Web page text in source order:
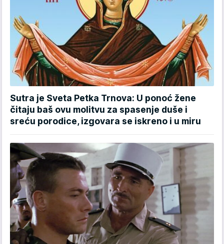
Sutra je Sveta Petka Trnova: U ponoć žene
čitaju baš ovu molitvu za spasenje duše i
sreću porodice, izgovara se iskreno i u miru